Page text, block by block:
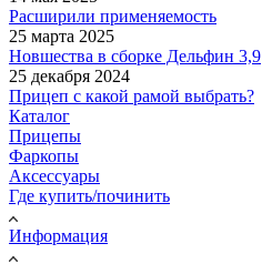
Расширили применяемость
25 марта 2025
Новшества в сборке Дельфин 3,9
25 декабря 2024
Прицеп с какой рамой выбрать?
Каталог
Прицепы
Фаркопы
Аксессуары
Где купить/починить
Информация